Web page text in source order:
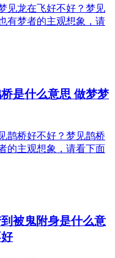
见龙在飞好不好？梦见
有梦者的主观想象，请
是什么意思 做梦梦
鹊桥好不好？梦见鹊桥
的主观想象，请看下面
被鬼附身是什么意